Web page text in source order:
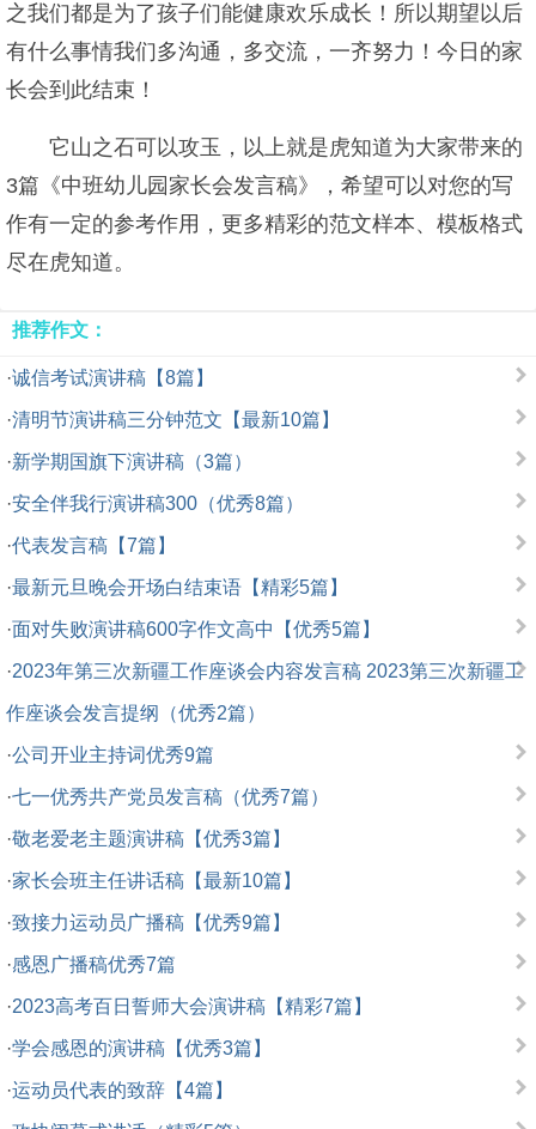
之我们都是为了孩子们能健康欢乐成长！所以期望以后
有什么事情我们多沟通，多交流，一齐努力！今日的家
长会到此结束！
它山之石可以攻玉，以上就是虎知道为大家带来的
3篇《中班幼儿园家长会发言稿》，希望可以对您的写
作有一定的参考作用，更多精彩的范文样本、模板格式
尽在虎知道。
推荐作文：
·诚信考试演讲稿【8篇】
·清明节演讲稿三分钟范文【最新10篇】
·新学期国旗下演讲稿（3篇）
·安全伴我行演讲稿300（优秀8篇）
·代表发言稿【7篇】
·最新元旦晚会开场白结束语【精彩5篇】
·面对失败演讲稿600字作文高中【优秀5篇】
·2023年第三次新疆工作座谈会内容发言稿 2023第三次新疆工
作座谈会发言提纲（优秀2篇）
·公司开业主持词优秀9篇
·七一优秀共产党员发言稿（优秀7篇）
·敬老爱老主题演讲稿【优秀3篇】
·家长会班主任讲话稿【最新10篇】
·致接力运动员广播稿【优秀9篇】
·感恩广播稿优秀7篇
·2023高考百日誓师大会演讲稿【精彩7篇】
·学会感恩的演讲稿【优秀3篇】
·运动员代表的致辞【4篇】